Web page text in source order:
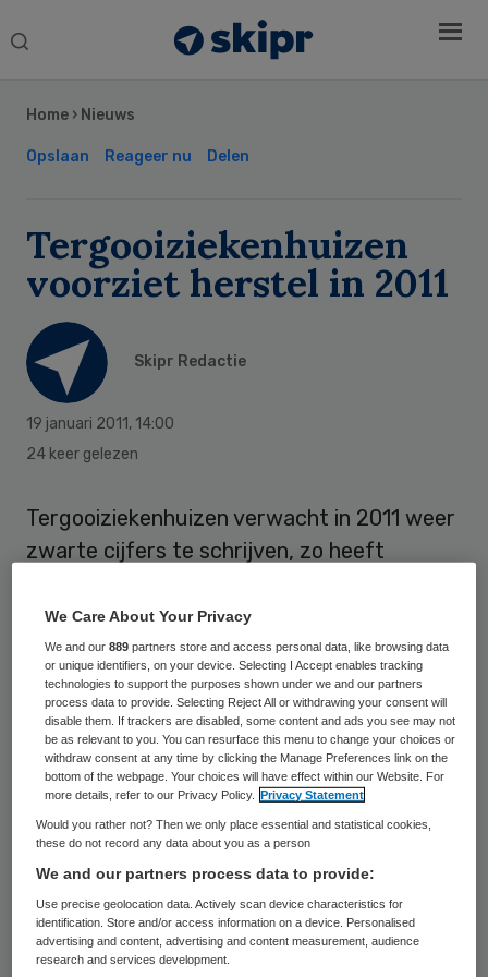
Search
Home › Nieuws
Opslaan Reageer nu Delen
Tergooiziekenhuizen
voorziet herstel in 2011
Skipr Redactie
19 januari 2011, 14:00
24 keer gelezen
Tergooiziekenhuizen verwacht in 2011 weer
zwarte cijfers te schrijven, zo heeft
laten weten. Voor 2010 koerst het
ziekenhuis in Hilversum en Blaricum af op
een verlies van circa zeven miljoen euro.
Acute zorg
Tijdens de financiële tussenbalans maakte
Schootsook bekend voorlopig af te zien van
de sluiting van de afdeling acute zorg in
Hilversum. Zowel in Blaricum als in
Hilversum blijven de acute zorg, opname en
overnachting voorlopig volledig beschikbaar.
Sidebar
We Care About Your Privacy
We and our889 partners store and access personal data, like browsing data
or unique identifiers, on your device. Selecting I Accept enables tracking
technologies to support the purposes shown under we and our partners
process data to provide. Selecting Reject All or withdrawing your consent will
disable them. If trackers are disabled, some content and ads you see may not
be as relevant to you. You can resurface this menu to change your choices or
withdraw consent at any time by clicking the Manage Preferences link on the
bottom of the webpage. Your choices will have effect within our Website. For
more details, refer to our Privacy Policy.
Privacy Statement
Would you rather not? Then we only place essential and statistical cookies,
these do not record any data about you as a person
We and our partners process data to provide:
Use precise geolocation data. Actively scan device characteristics for
identification. Store and/or access information on a device. Personalised
advertising and content, advertising and content measurement, audience
research and services development.